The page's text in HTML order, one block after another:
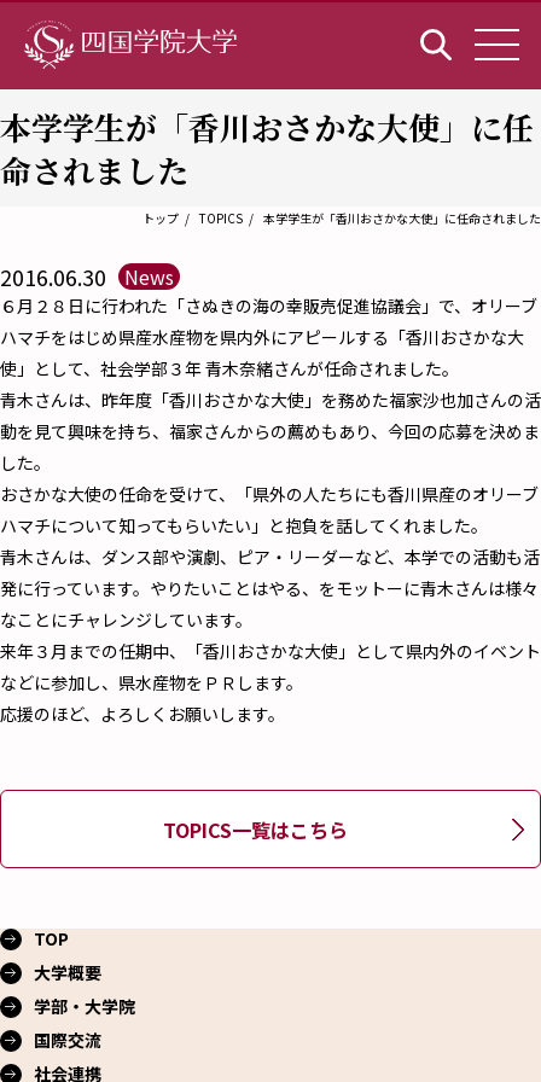
本学学生が「香川おさかな大使」に任
命されました
トップ TOPICS 本学学生が「香川おさかな大使」に任命されました
2016.06.30 News
６月２８日に行われた「さぬきの海の幸販売促進協議会」で、オリーブ
ハマチをはじめ県産水産物を県内外にアピールする「香川おさかな大
使」として、社会学部３年 青木奈緒さんが任命されました。
青木さんは、昨年度「香川おさかな大使」を務めた福家沙也加さんの活
動を見て興味を持ち、福家さんからの薦めもあり、今回の応募を決めま
した。
おさかな大使の任命を受けて、「県外の人たちにも香川県産のオリーブ
ハマチについて知ってもらいたい」と抱負を話してくれました。
青木さんは、ダンス部や演劇、ピア・リーダーなど、本学での活動も活
発に行っています。やりたいことはやる、をモットーに青木さんは様々
なことにチャレンジしています。
来年３月までの任期中、「香川おさかな大使」として県内外のイベント
などに参加し、県水産物をＰＲします。
応援のほど、よろしくお願いします。
TOPICS一覧はこちら
TOP
大学概要
学部・大学院
国際交流
社会連携